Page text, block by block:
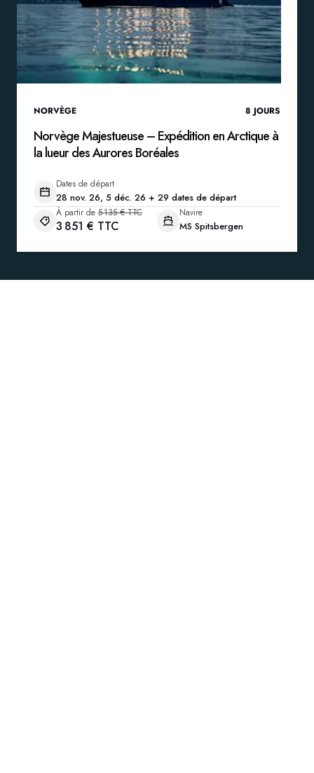
NORVÈGE 8 JOURS
Norvège Majestueuse – Expédition en Arctique à
la lueur des Aurores Boréales
Dates de départ
28 nov. 26, 5 déc. 26 + 29 dates de départ
À partir de 5 135 € TTC
3 851 € TTC
Navire
MS Spitsbergen